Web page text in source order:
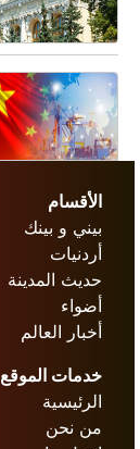
الأقسام
بيني و بينك
أردنيات
حديث المدينة
أضواء
أخبار العالم
خدمات الموقع
الرئيسية
من نحن